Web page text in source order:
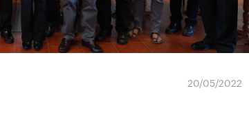
20/05/2022